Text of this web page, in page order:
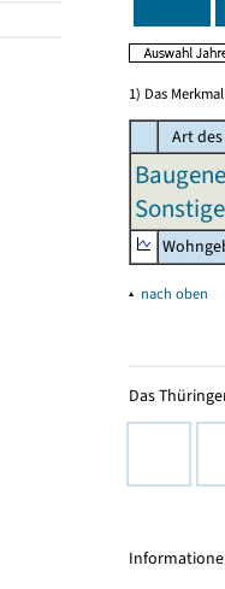
1) Das
Art
▴ nach oben
Das